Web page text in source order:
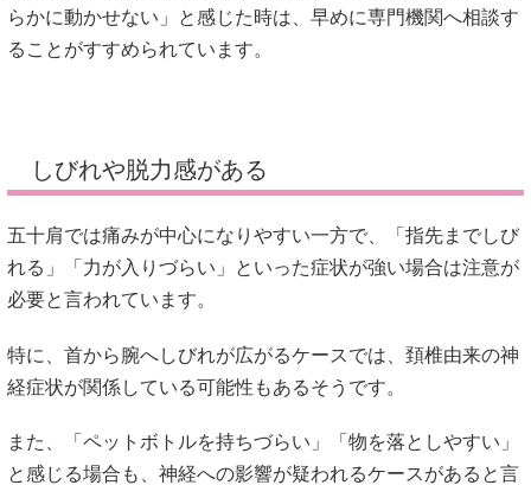
らかに動かせない」と感じた時は、早めに専門機関へ相談す
ることがすすめられています。
しびれや脱力感がある
五十肩では痛みが中心になりやすい一方で、「指先までしび
れる」「力が入りづらい」といった症状が強い場合は注意が
必要と言われています。
特に、首から腕へしびれが広がるケースでは、頚椎由来の神
経症状が関係している可能性もあるそうです。
また、「ペットボトルを持ちづらい」「物を落としやすい」
と感じる場合も、神経への影響が疑われるケースがあると言